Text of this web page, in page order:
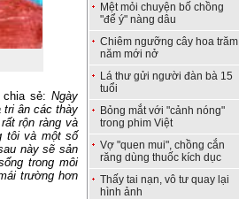
chia sẻ:Ngày
tri ân các thày
rộn ràng và
tôi và một số
này sẽ sản
trong môi
trường hơn
Mệt mỏi chuyện bố chồng
"để ý" nàng dâu
Chiêm ngưỡng cây hoa trăm
năm mới nở
Lá thư gửi người đàn bà 15
tuổi
Bỏng mắt với "cảnh nóng"
trong phim Việt
Vợ "quen mui", chồng cắn
răng dùng thuốc kích dục
Thấy tai nạn, vô tư quay lại
hình ảnh